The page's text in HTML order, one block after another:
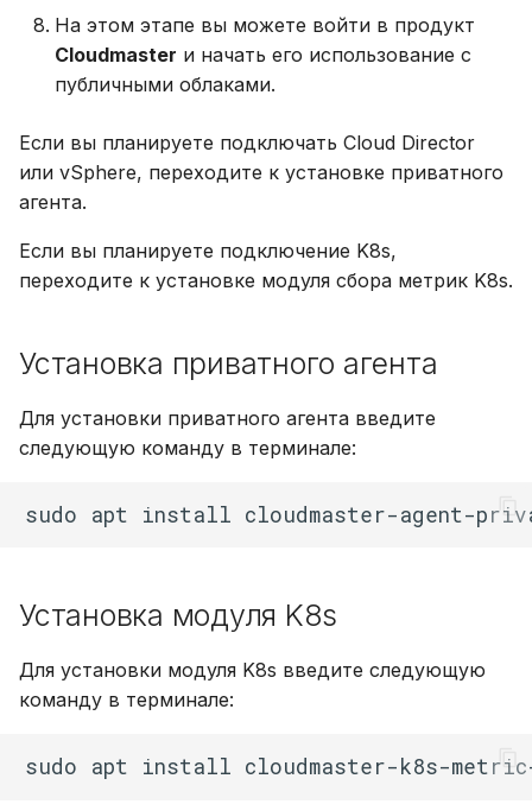
На этом этапе вы можете войти в продукт
Cloudmaster и начать его использование с
публичными облаками.
Если вы планируете подключать Cloud Director
или vSphere, переходите к установке приватного
агента.
Если вы планируете подключение K8s,
переходите к установке модуля сбора метрик K8s.
Установка приватного агента
Для установки приватного агента введите
следующую команду в терминале:
Установка модуля K8s
Для установки модуля K8s введите следующую
команду в терминале: